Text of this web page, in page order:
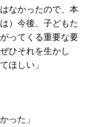
なかったので、本
）今後、子どもた
ってくる重要な要
ひそれを生かし
ほしい」
った」